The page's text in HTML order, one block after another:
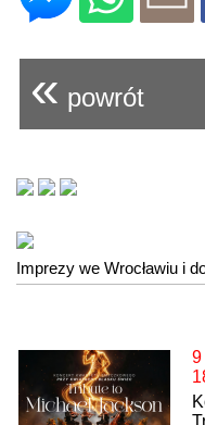
« powrót
Imprezy we Wrocławiu i
9